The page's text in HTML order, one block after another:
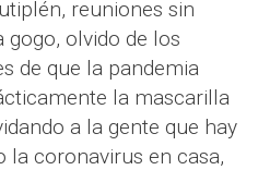
reuniones sin
gogo, olvido de los
de que la pandemia
la mascarilla
a la gente que hay
la coronavirus en casa,